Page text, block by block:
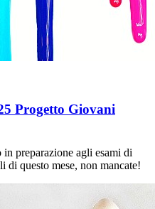
Progetto Giovani
preparazione agli esami di
di questo mese, non mancate!